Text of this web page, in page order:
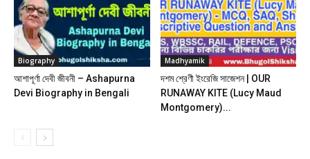
Biography
আশাপূর্ণা দেবী জীবনী – Ashapurna
Devi Biography in Bengali
Madhyamik
দশম শ্রেণী ইংরেজি সাজেশন | OUR
RUNAWAY KITE (Lucy Maud
Montgomery)...